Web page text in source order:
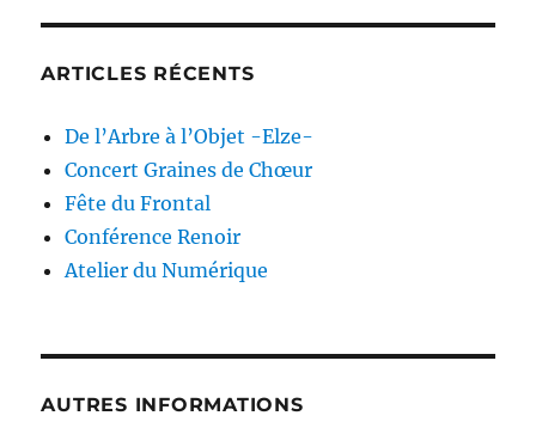
ARTICLES RÉCENTS
De l’Arbre à l’Objet -Elze-
Concert Graines de Chœur
Fête du Frontal
Conférence Renoir
Atelier du Numérique
AUTRES INFORMATIONS